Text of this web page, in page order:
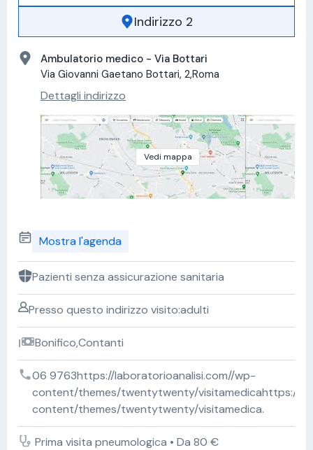
Indirizzo 2
Ambulatorio medico - Via Bottari
Via Giovanni Gaetano Bottari, 2,Roma
Dettagli indirizzo
Vedi mappa
Mostra l'agenda
Pazienti senza assicurazione sanitaria
Presso questo indirizzo visito:adulti
Bonifico,Contanti
06 9763https://laboratorioanalisi.com//wp-
content/themes/twentytwenty/visitamedicahttps://
content/themes/twentytwenty/visitamedica.
Prima visita pneumologica • Da 80 €